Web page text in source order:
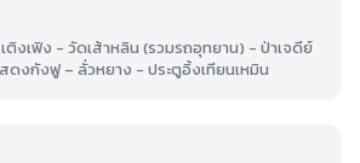
ติงเฟิง - วัดเส้าหลิน (รวมรถอุทยาน) - ป่าเจดีย์
ดงกังฟู – ลั่วหยาง - ประตูอิ้งเทียนเหมิน